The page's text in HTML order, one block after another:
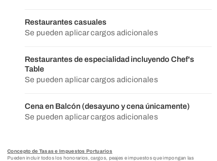
Restaurantes casuales
Se pueden aplicar cargos adicionales
Restaurantes de especialidad incluyendo Chef's
Table
Se pueden aplicar cargos adicionales
Cena en Balcón (desayuno y cena únicamente)
Se pueden aplicar cargos adicionales
Concepto de Tasas e Impuestos Portuarios
Pueden incluir todos los honorarios, cargos, peajes e impuestos que impongan las